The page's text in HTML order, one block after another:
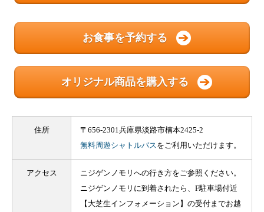
お食事を予約する
オリジナル商品を購入する
住所
〒656-2301兵庫県淡路市楠本2425-2
無料周遊シャトルバスをご利用いただけます。
アクセス
ニジゲンノモリへの行き方をご参照ください。
ニジゲンノモリに到着されたら、F駐車場付近
【大芝生インフォメーション】の受付までお越